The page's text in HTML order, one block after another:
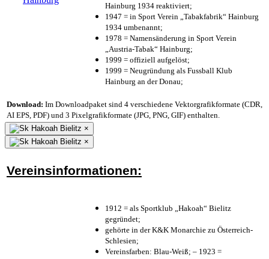
Hainburg 1934 reaktiviert;
1947 = in Sport Verein „Tabakfabrik“ Hainburg
1934 umbenannt;
1978 = Namensänderung in Sport Verein
„Austria-Tabak“ Hainburg;
1999 = offiziell aufgelöst;
1999 = Neugründung als Fussball Klub
Hainburg an der Donau;
Download: Im Downloadpaket sind 4 verschiedene Vektorgrafikformate (CDR,
AI EPS, PDF) und 3 Pixelgrafikformate (JPG, PNG, GIF) enthalten.
×
×
Vereinsinformationen:
1912 = als Sportklub „Hakoah“ Bielitz
gegründet;
gehörte in der K&K Monarchie zu Österreich-
Schlesien;
Vereinsfarben: Blau-Weiß; – 1923 =